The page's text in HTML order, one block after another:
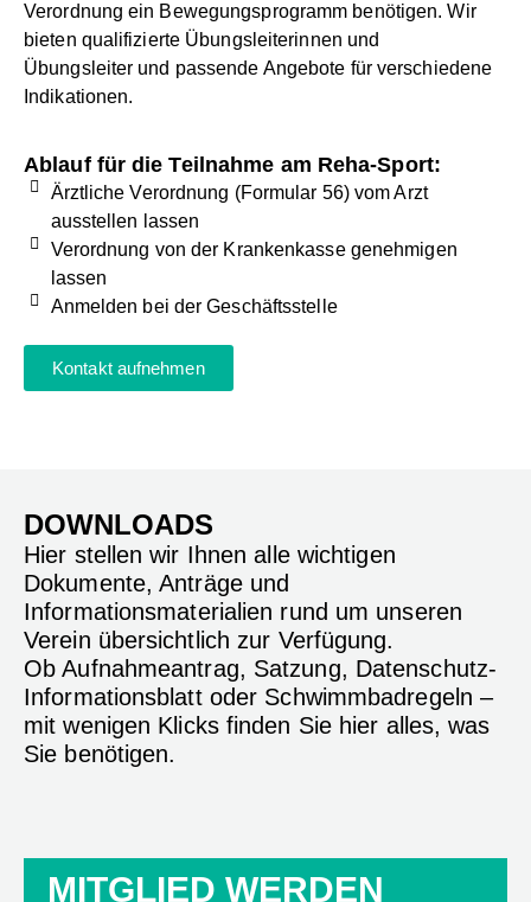
Verordnung ein Bewegungsprogramm benötigen. Wir
bieten qualifizierte Übungsleiterinnen und
Übungsleiter und passende Angebote für verschiedene
Indikationen.
Ablauf für die Teilnahme am Reha-Sport:
Ärztliche Verordnung (Formular 56) vom Arzt
ausstellen lassen
Verordnung von der Krankenkasse genehmigen
lassen
Anmelden bei der Geschäftsstelle
Kontakt aufnehmen
DOWNLOADS
Hier stellen wir Ihnen alle wichtigen
Dokumente, Anträge und
Informationsmaterialien rund um unseren
Verein übersichtlich zur Verfügung.
Ob Aufnahmeantrag, Satzung, Datenschutz-
Informationsblatt oder Schwimmbadregeln –
mit wenigen Klicks finden Sie hier alles, was
Sie benötigen.
MITGLIED WERDEN